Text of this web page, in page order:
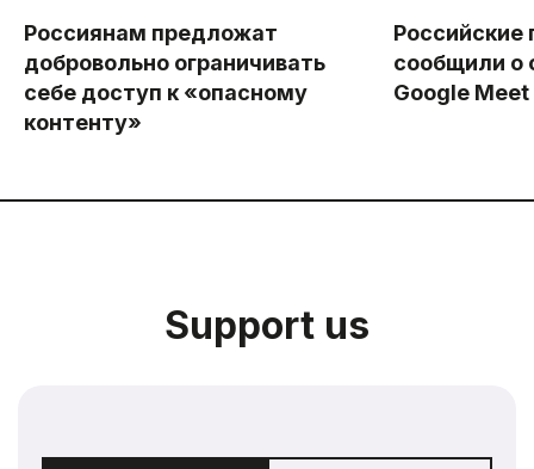
Россиянам предложат
добровольно ограничивать
себе доступ к «опасному
контенту»
Российские
сообщили о
Google Meet
Support us